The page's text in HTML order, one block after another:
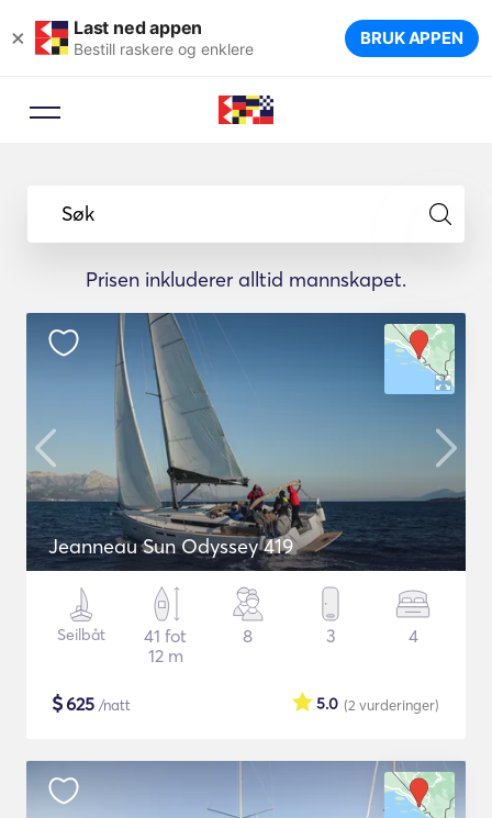
× Last ned appen
Bestill raskere og enklere BRUK APPEN
Søk
Prisen inkluderer alltid mannskapet.
Jeanneau Sun Odyssey 419
Seilbåt
41 fot
12 m
8 3 4
$625 /natt (2 vurderinger)
5.0